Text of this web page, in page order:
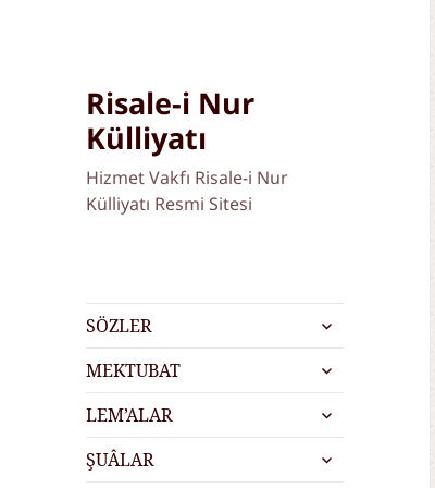
Risale-i Nur
Külliyatı
Hizmet Vakfı Risale-i Nur
Külliyatı Resmi Sitesi
SÖZLER
alt
menüyü
genişlet
MEKTUBAT
alt
menüyü
genişlet
LEM’ALAR
alt
menüyü
genişlet
ŞUÂLAR
alt
menüyü